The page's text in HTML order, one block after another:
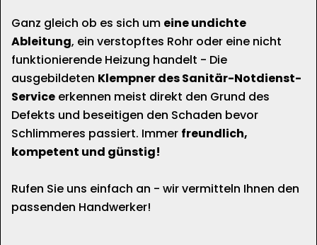
Ganz gleich ob es sich um eine undichte
Ableitung, ein verstopftes Rohr oder eine nicht
funktionierende Heizung handelt - Die
ausgebildeten Klempner des Sanitär-Notdienst-
Service erkennen meist direkt den Grund des
Defekts und beseitigen den Schaden bevor
Schlimmeres passiert. Immer freundlich,
kompetent und günstig!
Rufen Sie uns einfach an - wir vermitteln Ihnen den
passenden Handwerker!